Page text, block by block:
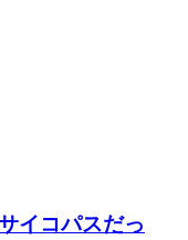
イコパスだっ